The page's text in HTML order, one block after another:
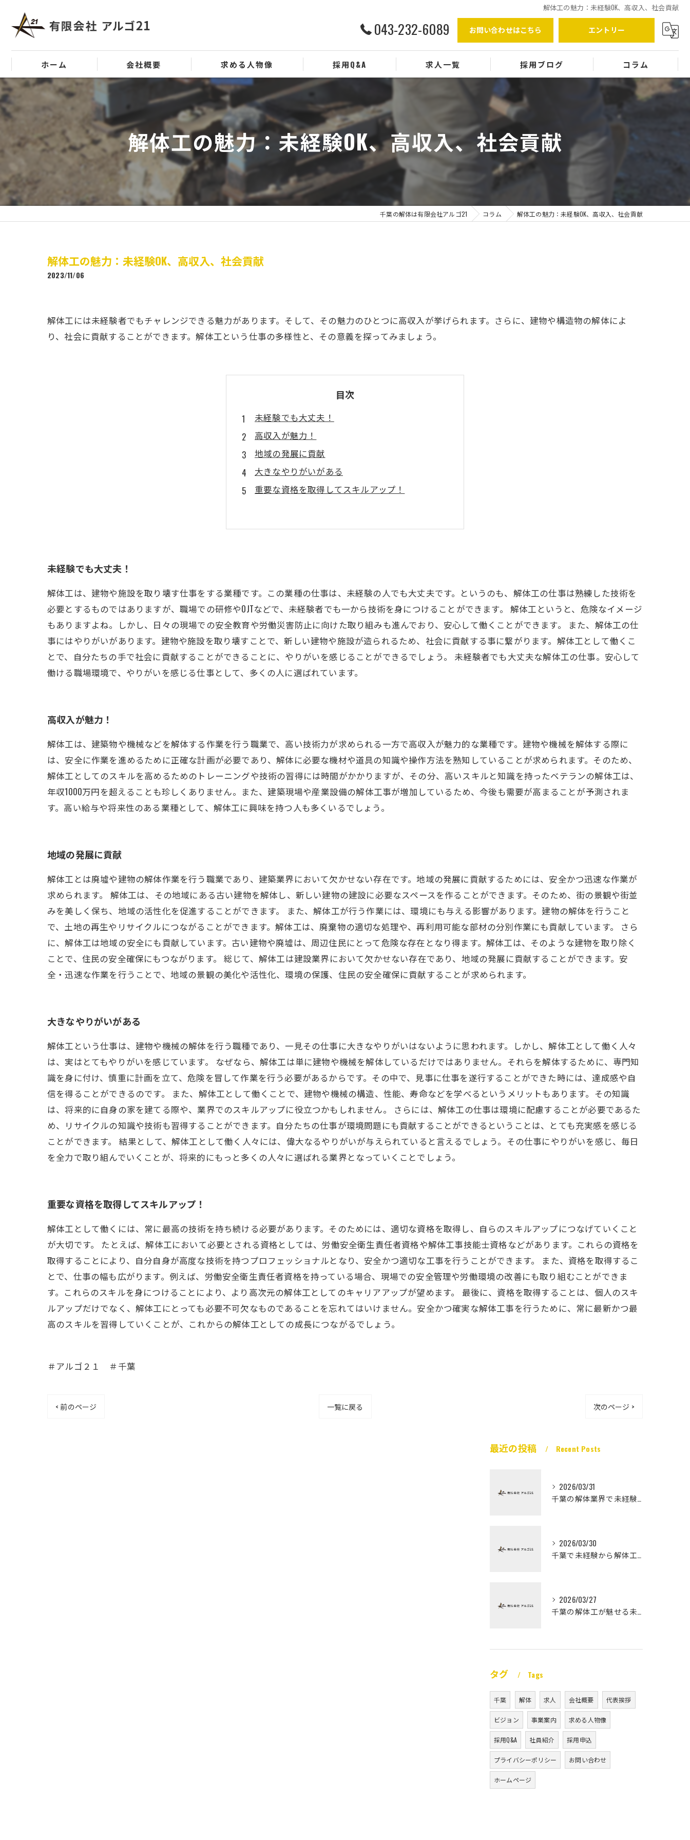
解体工の魅力：未経験OK、高収入、社会貢献
043-232-6089 お問い合わせはこちら エントリー
ホーム 会社概要
ビジョン
事業案内
求める人物像 採用Q&A 求人一覧 採用ブログ コラム
解体工の魅力：未経験OK、高収入、社会貢献
千葉の解体は有限会社アルゴ21 コラム 解体工の魅力：未経験OK、高収入、社会貢献
解体工の魅力：未経験OK、高収入、社会貢献
2023/11/06
解体工には未経験者でもチャレンジできる魅力があります。そして、その魅力のひとつに高収入が挙げられます。さらに、建物や構造物の解体によ
り、社会に貢献することができます。解体工という仕事の多様性と、その意義を探ってみましょう。
目次
未経験でも大丈夫！
高収入が魅力！
地域の発展に貢献
大きなやりがいがある
重要な資格を取得してスキルアップ！
未経験でも大丈夫！
解体工は、建物や施設を取り壊す仕事をする業種です。この業種の仕事は、未経験の人でも大丈夫です。というのも、解体工の仕事は熟練した技術を
必要とするものではありますが、職場での研修やOJTなどで、未経験者でも一から技術を身につけることができます。 解体工というと、危険なイメージ
もありますよね。しかし、日々の現場での安全教育や労働災害防止に向けた取り組みも進んでおり、安心して働くことができます。 また、解体工の仕
事にはやりがいがあります。建物や施設を取り壊すことで、新しい建物や施設が造られるため、社会に貢献する事に繋がります。解体工として働くこ
とで、自分たちの手で社会に貢献することができることに、やりがいを感じることができるでしょう。 未経験者でも大丈夫な解体工の仕事。安心して
働ける職場環境で、やりがいを感じる仕事として、多くの人に選ばれています。
高収入が魅力！
解体工は、建築物や機械などを解体する作業を行う職業で、高い技術力が求められる一方で高収入が魅力的な業種です。建物や機械を解体する際に
は、安全に作業を進めるために正確な計画が必要であり、解体に必要な機材や道具の知識や操作方法を熟知していることが求められます。そのため、
解体工としてのスキルを高めるためのトレーニングや技術の習得には時間がかかりますが、その分、高いスキルと知識を持ったベテランの解体工は、
年収1000万円を超えることも珍しくありません。また、建築現場や産業設備の解体工事が増加しているため、今後も需要が高まることが予測されま
す。高い給与や将来性のある業種として、解体工に興味を持つ人も多くいるでしょう。
地域の発展に貢献
解体工とは廃墟や建物の解体作業を行う職業であり、建築業界において欠かせない存在です。地域の発展に貢献するためには、安全かつ迅速な作業が
求められます。 解体工は、その地域にある古い建物を解体し、新しい建物の建設に必要なスペースを作ることができます。そのため、街の景観や街並
みを美しく保ち、地域の活性化を促進することができます。 また、解体工が行う作業には、環境にも与える影響があります。建物の解体を行うこと
で、土地の再生やリサイクルにつながることができます。解体工は、廃棄物の適切な処理や、再利用可能な部材の分別作業にも貢献しています。 さら
に、解体工は地域の安全にも貢献しています。古い建物や廃墟は、周辺住民にとって危険な存在となり得ます。解体工は、そのような建物を取り除く
ことで、住民の安全確保にもつながります。 総じて、解体工は建設業界において欠かせない存在であり、地域の発展に貢献することができます。安
全・迅速な作業を行うことで、地域の景観の美化や活性化、環境の保護、住民の安全確保に貢献することが求められます。
大きなやりがいがある
解体工という仕事は、建物や機械の解体を行う職種であり、一見その仕事に大きなやりがいはないように思われます。しかし、解体工として働く人々
は、実はとてもやりがいを感じています。 なぜなら、解体工は単に建物や機械を解体しているだけではありません。それらを解体するために、専門知
識を身に付け、慎重に計画を立て、危険を冒して作業を行う必要があるからです。その中で、見事に仕事を遂行することができた時には、達成感や自
信を得ることができるのです。 また、解体工として働くことで、建物や機械の構造、性能、寿命などを学べるというメリットもあります。その知識
は、将来的に自身の家を建てる際や、業界でのスキルアップに役立つかもしれません。 さらには、解体工の仕事は環境に配慮することが必要であるた
め、リサイクルの知識や技術も習得することができます。自分たちの仕事が環境問題にも貢献することができるということは、とても充実感を感じる
ことができます。 結果として、解体工として働く人々には、偉大なるやりがいが与えられていると言えるでしょう。その仕事にやりがいを感じ、毎日
を全力で取り組んでいくことが、将来的にもっと多くの人々に選ばれる業界となっていくことでしょう。
重要な資格を取得してスキルアップ！
解体工として働くには、常に最高の技術を持ち続ける必要があります。そのためには、適切な資格を取得し、自らのスキルアップにつなげていくこと
が大切です。 たとえば、解体工において必要とされる資格としては、労働安全衛生責任者資格や解体工事技能士資格などがあります。これらの資格を
取得することにより、自分自身が高度な技術を持つプロフェッショナルとなり、安全かつ適切な工事を行うことができます。 また、資格を取得するこ
とで、仕事の幅も広がります。例えば、労働安全衛生責任者資格を持っている場合、現場での安全管理や労働環境の改善にも取り組むことができま
す。これらのスキルを身につけることにより、より高次元の解体工としてのキャリアアップが望めます。 最後に、資格を取得することは、個人のスキ
ルアップだけでなく、解体工にとっても必要不可欠なものであることを忘れてはいけません。安全かつ確実な解体工事を行うために、常に最新かつ最
高のスキルを習得していくことが、これからの解体工としての成長につながるでしょう。
＃アルゴ２１ ＃千葉
< 前のページ 一覧に戻る 次のページ >
最近の投稿 Recent Posts
2026/03/31
千葉の解体業界で未経験から高収入を実現
2026/03/30
千葉で未経験から解体工になる道
2026/03/27
千葉の解体工が魅せる未経験高収入
タグ Tags
千葉 解体 求人 会社概要 代表挨拶
ビジョン 事業案内 求める人物像
採用Q&A 社員紹介 採用申込
プライバシーポリシー お問い合わせ
ホームページ